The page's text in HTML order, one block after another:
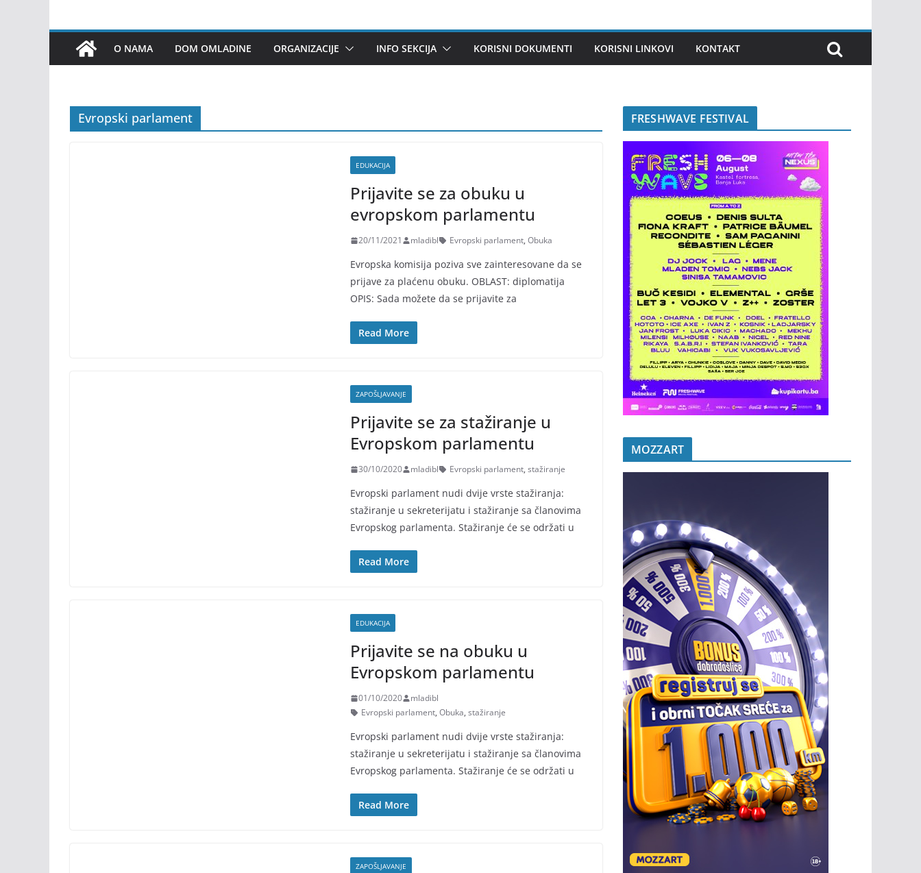
O NAMA DOM OMLADINE ORGANIZACIJE INFO SEKCIJA KORISNI DOKUMENTI KORISNI LINKOVI KONTAKT
Evropski parlament
EDUKACIJA
Prijavite se za obuku u
evropskom parlamentu
20/11/2021 mladibl Evropski parlament, Obuka
Evropska komisija poziva sve zainteresovane da se
prijave za plaćenu obuku. OBLAST: diplomatija
OPIS: Sada možete da se prijavite za
Read More
ZAPOŠLJAVANJE
Prijavite se za stažiranje u
Evropskom parlamentu
30/10/2020 mladibl Evropski parlament, stažiranje
Evropski parlament nudi dvije vrste stažiranja:
stažiranje u sekreterijatu i stažiranje sa članovima
Evropskog parlamenta. Stažiranje će se održati u
Read More
EDUKACIJA
Prijavite se na obuku u
Evropskom parlamentu
01/10/2020
mladibl
Evropski parlament, Obuka, stažiranje
Evropski parlament nudi dvije vrste stažiranja:
stažiranje u sekreterijatu i stažiranje sa članovima
Evropskog parlamenta. Stažiranje će se održati u
Read More
ZAPOŠLJAVANJE
FRESHWAVE FESTIVAL
MOZZART